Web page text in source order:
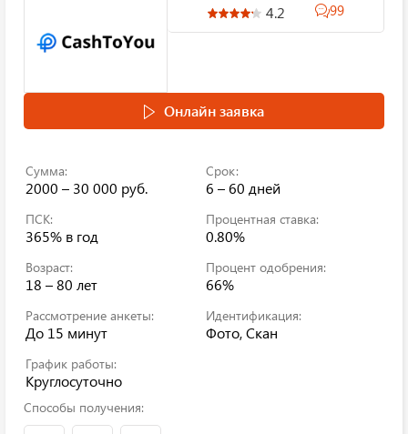
4.2 99
Онлайн заявка
Сумма:
2000 – 30 000 руб.
Срок:
6 – 60 дней
ПСК:
365% в год
Процентная ставка:
0.80%
Возраст:
18 – 80 лет
Процент одобрения:
66%
Рассмотрение анкеты:
До 15 минут
Идентификация:
Фото, Скан
График работы:
Круглосуточно
Способы получения: